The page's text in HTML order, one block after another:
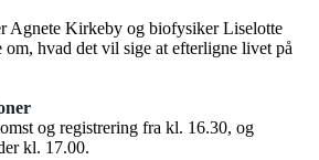
Agnete Kirkeby og biofysiker Liselotte
om, hvad det vil sige at efterligne livet på
og registrering fra kl. 16.30, og
kl. 17.00.